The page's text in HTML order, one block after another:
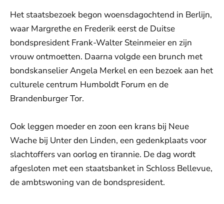
Het staatsbezoek begon woensdagochtend in Berlijn,
waar Margrethe en Frederik eerst de Duitse
bondspresident Frank-Walter Steinmeier en zijn
vrouw ontmoetten. Daarna volgde een brunch met
bondskanselier Angela Merkel en een bezoek aan het
culturele centrum Humboldt Forum en de
Brandenburger Tor.
Ook leggen moeder en zoon een krans bij Neue
Wache bij Unter den Linden, een gedenkplaats voor
slachtoffers van oorlog en tirannie. De dag wordt
afgesloten met een staatsbanket in Schloss Bellevue,
de ambtswoning van de bondspresident.